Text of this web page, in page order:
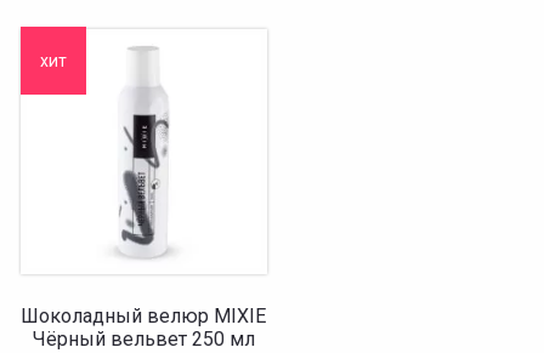
хит
Шоколадный велюр MIXIE
Чёрный вельвет 250 мл